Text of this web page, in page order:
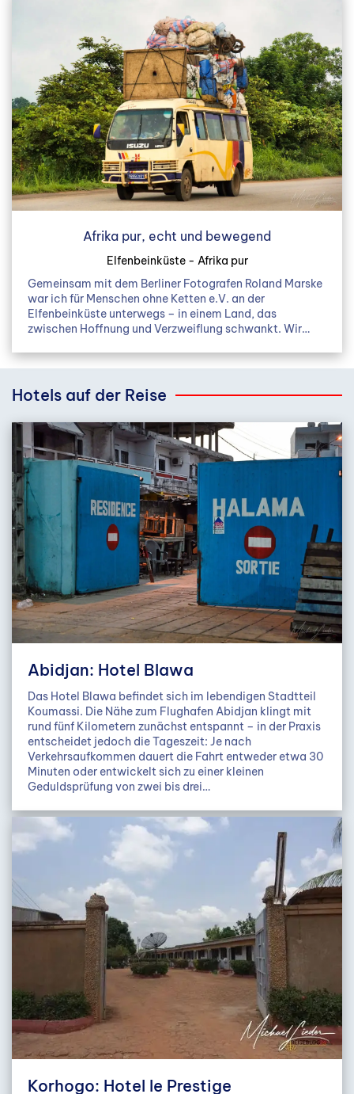
Afrika pur, echt und bewegend
Elfenbeinküste - Afrika pur
Gemeinsam mit dem Berliner Fotografen Roland Marske
war ich für Menschen ohne Ketten e.V. an der
Elfenbeinküste unterwegs – in einem Land, das
zwischen Hoffnung und Verzweiflung schwankt. Wir…
Hotels auf der Reise
Abidjan: Hotel Blawa
Das Hotel Blawa befindet sich im lebendigen Stadtteil
Koumassi. Die Nähe zum Flughafen Abidjan klingt mit
rund fünf Kilometern zunächst entspannt – in der Praxis
entscheidet jedoch die Tageszeit: Je nach
Verkehrsaufkommen dauert die Fahrt entweder etwa 30
Minuten oder entwickelt sich zu einer kleinen
Geduldsprüfung von zwei bis drei…
Korhogo: Hotel le Prestige